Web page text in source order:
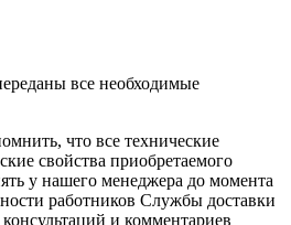
все необходимые
что все технические
свойства приобретаемого
у нашего менеджера до момента
работников Службы доставки
и комментариев